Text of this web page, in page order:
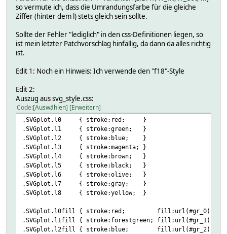
plot "<IN>" using 1:2 axes x1y2 title 'Gesamt-COP
"<IN>" using 1:2 axes x1y3 title 'Ø-Temperatur
so vermute ich, dass die Umrandungsfarbe für die gleiche
Ziffer (hinter dem l) stets gleich sein sollte.
Sollte der Fehler "lediglich" in den css-Definitionen liegen, so
ist mein letzter Patchvorschlag hinfällig, da dann da alles richtig
ist.
Edit 1: Noch ein Hinweis: Ich verwende den "f18"-Style
Edit 2:
Auszug aus svg_style.css:
Code Auswählen Erweitern
.SVGplot.l0 { stroke:red; }
.SVGplot.l1 { stroke:green; }
.SVGplot.l2 { stroke:blue; }
.SVGplot.l3 { stroke:magenta; }
.SVGplot.l4 { stroke:brown; }
.SVGplot.l5 { stroke:black; }
.SVGplot.l6 { stroke:olive; }
.SVGplot.l7 { stroke:gray; }
.SVGplot.l8 { stroke:yellow; }
.SVGplot.l0fill { stroke:red; fill:url(#gr_0); }
.SVGplot.l1fill { stroke:forestgreen; fill:url(#gr_1); }
.SVGplot.l2fill { stroke:blue; fill:url(#gr_2); }